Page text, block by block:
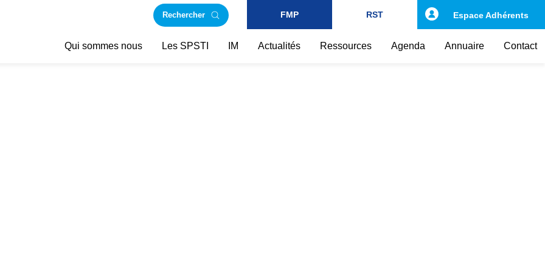
Rechercher FMP RST
Qui sommes nous Les SPSTI IM Actualités Ressources Agenda Annuaire Contact
Espace Adhérents